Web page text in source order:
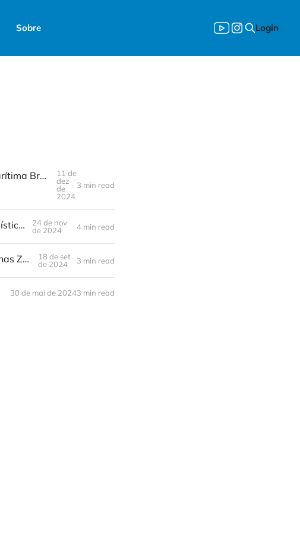
Sobre Login
Portaria 37/2022: O que mudou na estrutura da Autoridade Marítima Brasileira? Como isso impacta o candidato a Prático de Navios?
11 de
dez
de
2024
3 min read
Xancay: O Gigante Portuário Peruano que Pode Redefinir a Logística na América Latina
24 de nov
de 2024
4 min read
Qual o quantitativo de vagas de Práticos de Navios em aberto nas Zonas de Praticagem hoje?
18 de set
de 2024
3 min read
30 de mai de 20243 min read